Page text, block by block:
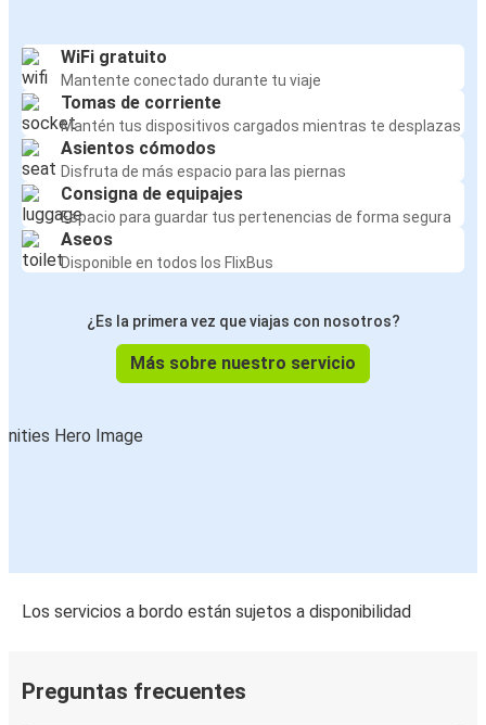
WiFi gratuito
Mantente conectado durante tu viaje
Tomas de corriente
Mantén tus dispositivos cargados mientras te desplazas
Asientos cómodos
Disfruta de más espacio para las piernas
Consigna de equipajes
Espacio para guardar tus pertenencias de forma segura
Aseos
Disponible en todos los FlixBus
¿Es la primera vez que viajas con nosotros?
Más sobre nuestro servicio
Los servicios a bordo están sujetos a disponibilidad
Preguntas frecuentes